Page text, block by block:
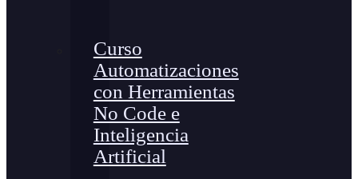
Curso
Automatizaciones
con Herramientas
No Code e
Inteligencia
Artificial